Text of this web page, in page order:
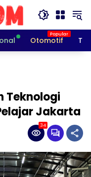
Otomotif
Teknologi
Jakarta
34